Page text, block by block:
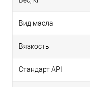
Вид масла
Вязкость
Стандарт API